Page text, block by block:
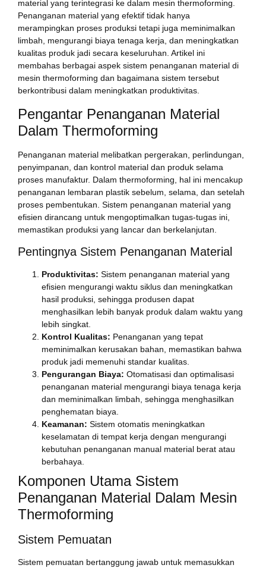
material yang terintegrasi ke dalam mesin thermoforming.
Penanganan material yang efektif tidak hanya
merampingkan proses produksi tetapi juga meminimalkan
limbah, mengurangi biaya tenaga kerja, dan meningkatkan
kualitas produk jadi secara keseluruhan. Artikel ini
membahas berbagai aspek sistem penanganan material di
mesin thermoforming dan bagaimana sistem tersebut
berkontribusi dalam meningkatkan produktivitas.
Pengantar Penanganan Material
Dalam Thermoforming
Penanganan material melibatkan pergerakan, perlindungan,
penyimpanan, dan kontrol material dan produk selama
proses manufaktur. Dalam thermoforming, hal ini mencakup
penanganan lembaran plastik sebelum, selama, dan setelah
proses pembentukan. Sistem penanganan material yang
efisien dirancang untuk mengoptimalkan tugas-tugas ini,
memastikan produksi yang lancar dan berkelanjutan.
Pentingnya Sistem Penanganan Material
Produktivitas: Sistem penanganan material yang
efisien mengurangi waktu siklus dan meningkatkan
hasil produksi, sehingga produsen dapat
menghasilkan lebih banyak produk dalam waktu yang
lebih singkat.
Kontrol Kualitas: Penanganan yang tepat
meminimalkan kerusakan bahan, memastikan bahwa
produk jadi memenuhi standar kualitas.
Pengurangan Biaya: Otomatisasi dan optimalisasi
penanganan material mengurangi biaya tenaga kerja
dan meminimalkan limbah, sehingga menghasilkan
penghematan biaya.
Keamanan: Sistem otomatis meningkatkan
keselamatan di tempat kerja dengan mengurangi
kebutuhan penanganan manual material berat atau
berbahaya.
Komponen Utama Sistem
Penanganan Material Dalam Mesin
Thermoforming
Sistem Pemuatan
Sistem pemuatan bertanggung jawab untuk memasukkan